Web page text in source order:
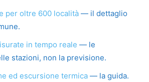
per oltre 600 località — il dettaglio
in tempo reale — le
stazioni, non la previsione.
ed escursione termica — la guida.